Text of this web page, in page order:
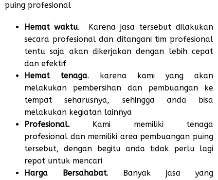
puing profesional
Hemat waktu. Karena jasa tersebut dilakukan
secara profesional dan ditangani tim profesional
tentu saja akan dikerjakan dengan lebih cepat
dan efektif
Hemat tenaga. karena kami yang akan
melakukan pembersihan dan pembuangan ke
tempat seharusnya, sehingga anda bisa
melakukan kegiatan lainnya
Profesional.
Kami memiliki tenaga
profesional dan memiliki area pembuangan puing
tersebut, dengan begitu anda tidak perlu lagi
repot untuk mencari
Harga Bersahabat. Banyak jasa yang